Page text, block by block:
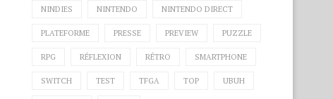
NINDIES NINTENDO NINTENDO DIRECT
PLATEFORME PRESSE PREVIEW PUZZLE
RPG RÉFLEXION RÉTRO SMARTPHONE
SWITCH TEST TFGA TOP UBUH